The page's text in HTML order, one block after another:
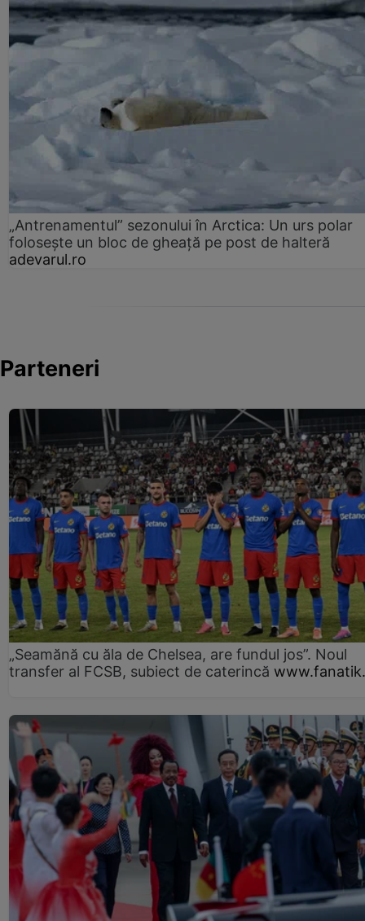
„Antrenamentul” sezonului în Arctica: Un urs polar
folosește un bloc de gheață pe post de halteră
adevarul.ro
Parteneri
„Seamănă cu ăla de Chelsea, are fundul jos”. Noul
transfer al FCSB, subiect de caterincă